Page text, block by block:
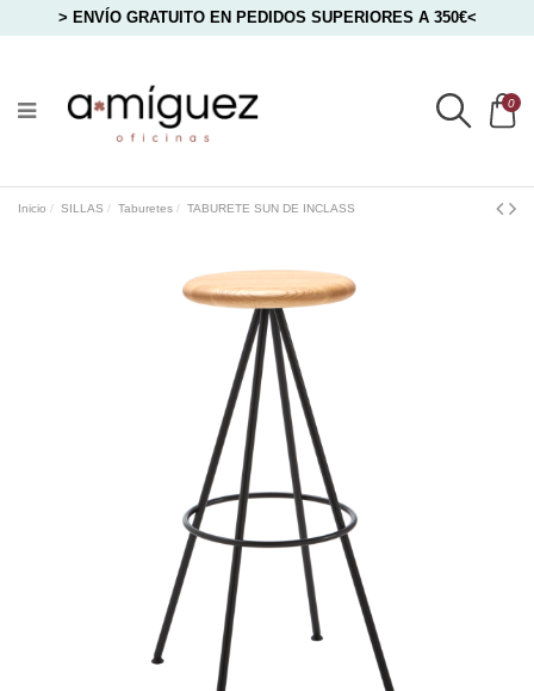
> ENVÍO GRATUITO EN PEDIDOS SUPERIORES A 350€<
0
Inicio SILLAS Taburetes TABURETE SUN DE INCLASS